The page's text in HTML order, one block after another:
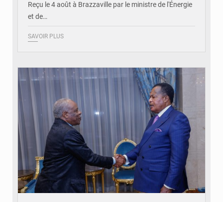
Reçu le 4 août à Brazzaville par le ministre de l'Énergie
et de…
SAVOIR PLUS